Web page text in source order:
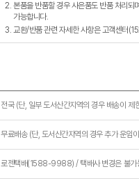
2. 본품을 반품할 경우 사은품도 반품 처리되
가능합니다.
3. 교환/반품 관련 자세한 사항은 고객센터
전국 (단, 일부 도서산간지역의 경우 배송이 제
무료배송 (단, 도서산간지역의 경우 추가 운임
로젠택배(1588-9988) / 택배사 변경은 불가